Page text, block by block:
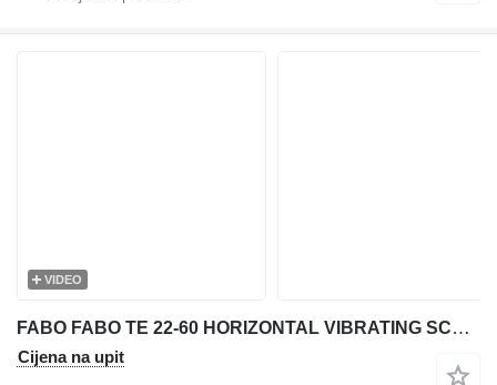
VIDEO
FABO FABO TE 22-60 HORIZONTAL VIBRATING SCREEN WITH SHAFT
Cijena na upit